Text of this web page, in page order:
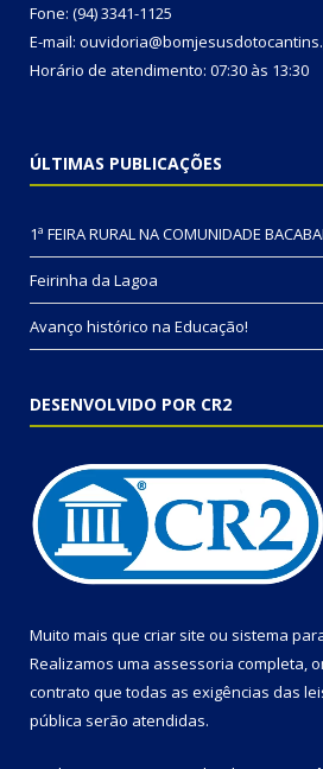
Fone: (94) 3341-1125
E-mail:
Horário de atendimento: 07:30 às 13:30
ÚLTIMAS PUBLICAÇÕES
1ª FEIRA RURAL NA COMUNIDADE
Feirinha da Lagoa
Avanço histórico na Educação!
DESENVOLVIDO POR CR2
Muito mais que criar site ou sistema
Realizamos uma assessoria completa,
contrato que todas as exigências das
pública serão atendidas.